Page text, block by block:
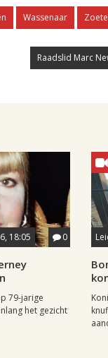
Wassenaar
Raadslid Marc
18:05 0
79-jarige
het gezicht